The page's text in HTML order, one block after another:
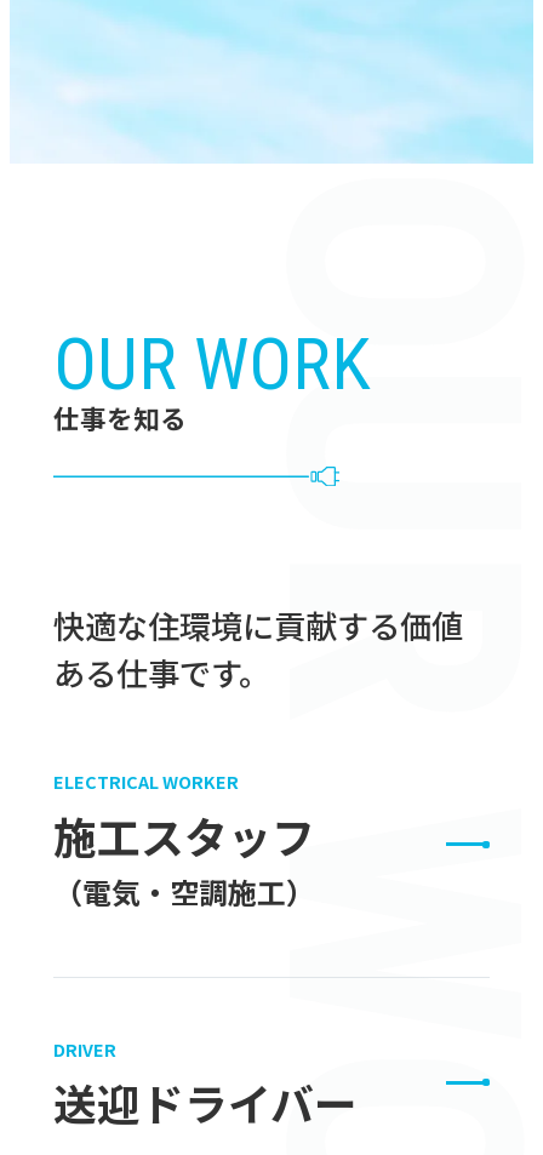
OUR WORK
仕事を知る
快適な住環境に貢献する価値
ある仕事です。
ELECTRICAL WORKER
施工スタッフ
（電気・空調施工）
DRIVER
送迎ドライバー